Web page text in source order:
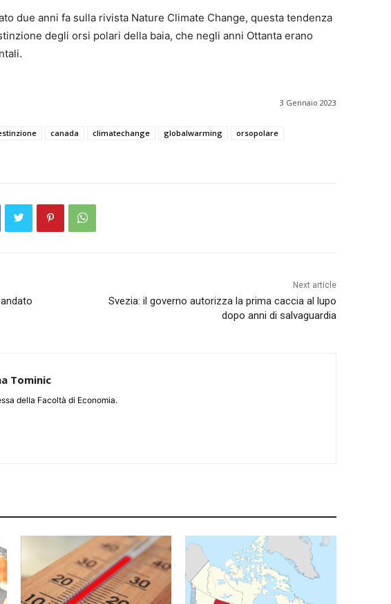
due anni fa sulla rivista Nature Climate Change, questa tendenza
degli orsi polari della baia, che negli anni Ottanta erano
3 Gennaio 2023
canada climatechange globalwarming
orsopolare
Next article
Svezia: il governo autorizza la prima caccia al lupo
dopo anni di salvaguardia
Tominic
della Facoltà di Economia.